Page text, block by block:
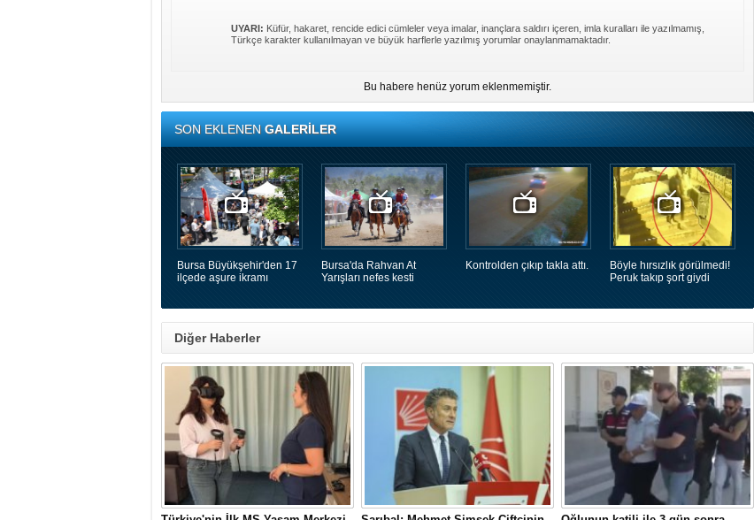
UYARI: Küfür, hakaret, rencide edici cümleler veya imalar, inançlara saldırı içeren, imla kuralları ile yazılmamış,
Türkçe karakter kullanılmayan ve büyük harflerle yazılmış yorumlar onaylanmamaktadır.
Bu habere henüz yorum eklenmemiştir.
SON EKLENENGALERİLER
Bursa Büyükşehir'den 17
ilçede aşure ikramı
Bursa'da Rahvan At
Yarışları nefes kesti
Kontrolden çıkıp takla attı.
Böyle hırsızlık görülmedi!
Peruk takıp şort giydi
Diğer Haberler